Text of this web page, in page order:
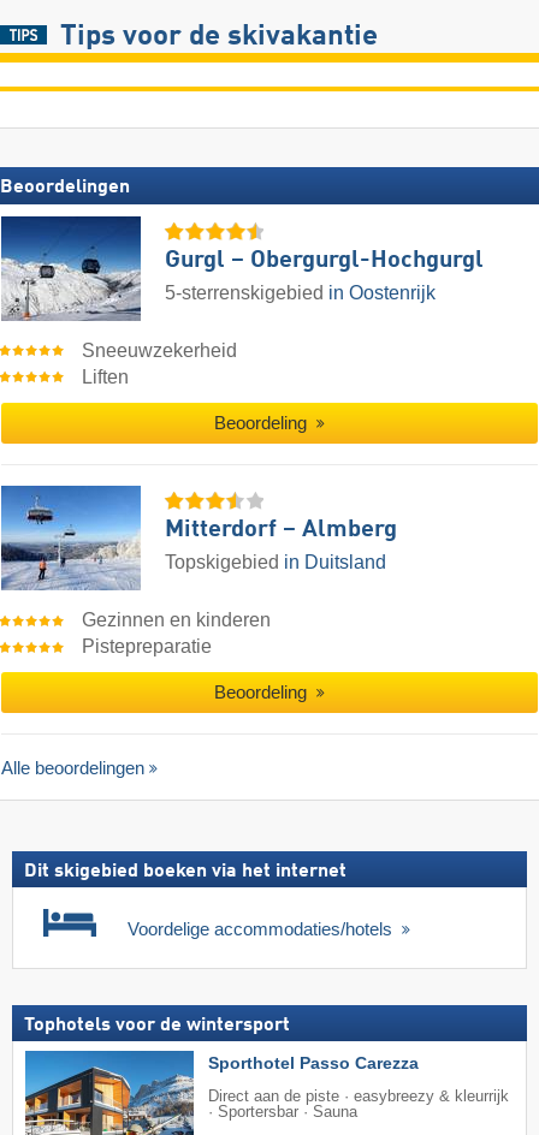
Tips voor de skivakantie
Beoordelingen
Gurgl – Obergurgl-Hochgurgl
5-sterrenskigebied in Oostenrijk
Sneeuwzekerheid
Liften
Beoordeling
Mitterdorf – Almberg
Topskigebied in Duitsland
Gezinnen en kinderen
Pistepreparatie
Beoordeling
Alle beoordelingen
Dit skigebied boeken via het internet
Voordelige accommodaties/hotels
Tophotels voor de wintersport
Sporthotel Passo Carezza
Direct aan de piste · easybreezy & kleurrijk
· Sportersbar · Sauna